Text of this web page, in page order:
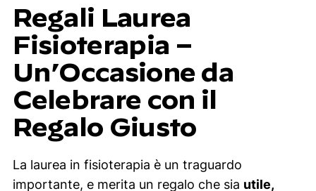
Regali Laurea
Fisioterapia –
Un’Occasione da
Celebrare con il
Regalo Giusto
La laurea in fisioterapia è un traguardo
importante, e merita un regalo che sia utile,